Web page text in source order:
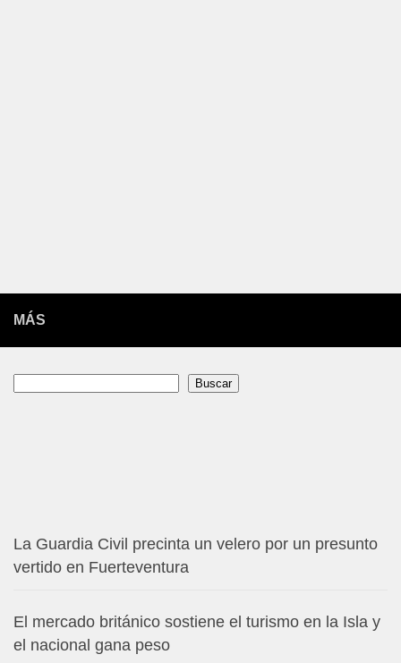
MÁS
Buscar
La Guardia Civil precinta un velero por un presunto
vertido en Fuerteventura
El mercado británico sostiene el turismo en la Isla y
el nacional gana peso